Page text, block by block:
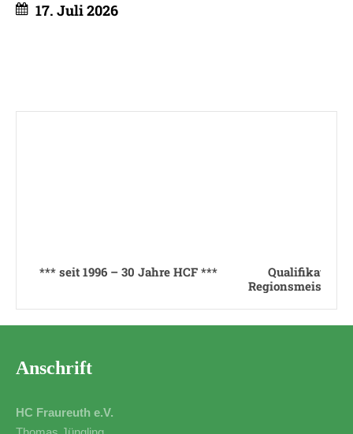
17. Juli 2026
*** seit 1996 – 30 Jahre HCF ***
Qualifikation
Anschrift
HC Fraureuth e.V.